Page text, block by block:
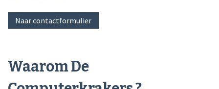
Naar contactformulier
Waarom De